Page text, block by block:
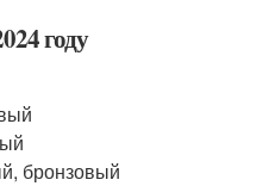
году
бронзовый